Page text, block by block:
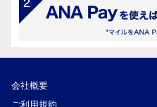
会社概要
ご利用規約